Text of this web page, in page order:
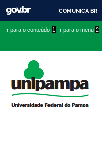
COMUNICA BR
conteúdo
menu
superior
menu
Ir para o conteúdo 1 Ir para o menu 2